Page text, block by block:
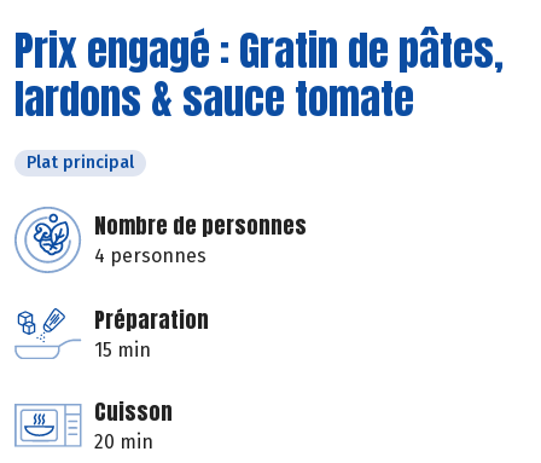
Prix engagé : Gratin de pâtes,
lardons & sauce tomate
Plat principal
Nombre de personnes
4 personnes
Préparation
15 min
Cuisson
20 min